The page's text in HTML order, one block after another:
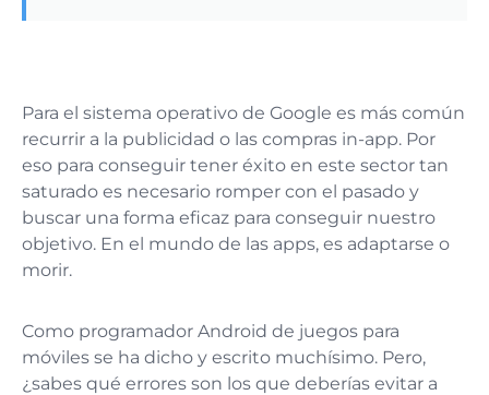
Para el sistema operativo de Google es más común
recurrir a la publicidad o las compras in-app. Por
eso para conseguir tener éxito en este sector tan
saturado es necesario romper con el pasado y
buscar una forma eficaz para conseguir nuestro
objetivo. En el mundo de las apps, es adaptarse o
morir.
Como programador Android de juegos para
móviles se ha dicho y escrito muchísimo. Pero,
¿sabes qué errores son los que deberías evitar a